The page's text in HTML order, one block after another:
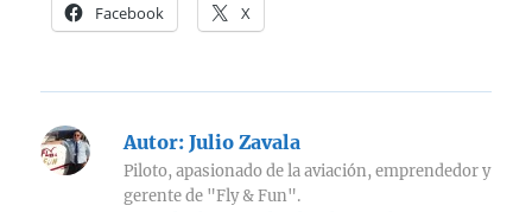
Facebook X
Autor: Julio Zavala
Piloto, apasionado de la aviación, emprendedor y
gerente de "Fly & Fun".